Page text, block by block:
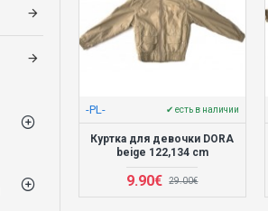
-PL- ✔ есть в наличии
Куртка для девочки DORA
beige 122,134 cm
9.90€ 29.00€